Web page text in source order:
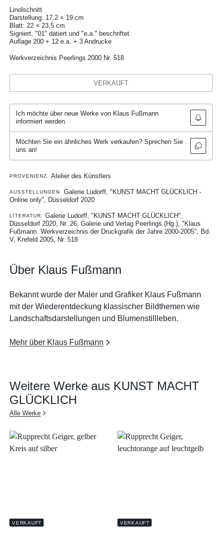
Linolschnitt
Darstellung: 17,2 × 19 cm
Blatt: 22 × 23,5 cm
Signiert, "01" datiert und "e.a." beschriftet
Auflage 200 + 12 e.a. + 3 Andrucke
Werkverzeichnis Peerlings 2000 Nr. 518
VERKAUFT
Ich möchte über neue Werke von Klaus Fußmann
informiert werden.
Möchten Sie ein ähnliches Werk verkaufen? Sprechen Sie
uns an!
PROVENIENZ Atelier des Künstlers
AUSSTELLUNGEN
Galerie Ludorff, "KUNST MACHT GLÜCKLICH -
Online only", Düsseldorf 2020
LITERATUR
Galerie Ludorff, "KUNST MACHT GLÜCKLICH",
Düsseldorf 2020, Nr. 26 Galerie und Verlag Peerlings (Hg.), "Klaus
Fußmann. Werkverzeichnis der Druckgrafik der Jahre 2000-2005", Bd.
V, Krefeld 2005, Nr. 518
Über Klaus Fußmann
Bekannt wurde der Maler und Grafiker Klaus Fußmann
mit der Wiederentdeckung klassischer Bildthemen wie
Landschaftsdarstellungen und Blumenstillleben.
Mehr über Klaus Fußmann
Weitere Werke aus KUNST MACHT
GLÜCKLICH
Alle Werke
VERKAUFT VERKAUFT